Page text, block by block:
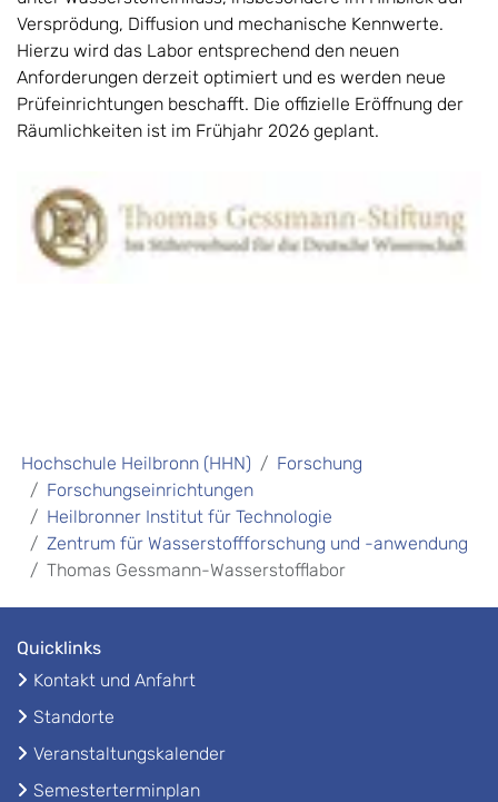
Versprödung, Diffusion und mechanische Kennwerte.
Hierzu wird das Labor entsprechend den neuen
Anforderungen derzeit optimiert und es werden neue
Prüfeinrichtungen beschafft. Die offizielle Eröffnung der
Räumlichkeiten ist im Frühjahr 2026 geplant.
Hochschule Heilbronn (HHN)
Forschung
Forschungseinrichtungen
Heilbronner Institut für Technologie
Zentrum für Wasserstoffforschung und -anwendung
Thomas Gessmann-Wasserstofflabor
Quicklinks
Kontakt und Anfahrt
Standorte
Veranstaltungskalender
Semesterterminplan